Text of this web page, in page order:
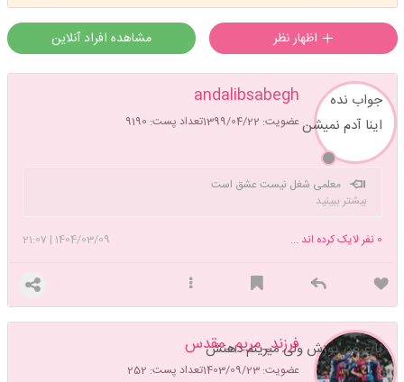
مشاهده افراد آنلاین
andalibsabegh
عضویت: 1399/04/22 تعداد پست: 9190
جواب نده
اینا آدم نمیشن
معلمی شغل نیست عشق است
بیشتر ببینید
1404/03/09
|
21:07 0 نفر لایک کرده اند ...
فرزند_مریم_مقدس
عضویت: 1403/09/23 تعداد پست: 252
با عرض پوزش ولی میرینم دهنش